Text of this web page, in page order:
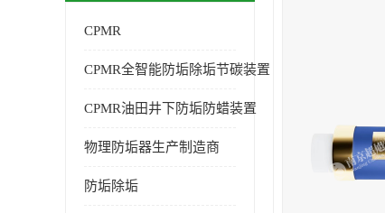
CPMR
CPMR全智能防垢除垢节碳装置
CPMR油田井下防垢防蜡装置
物理防垢器生产制造商
防垢除垢